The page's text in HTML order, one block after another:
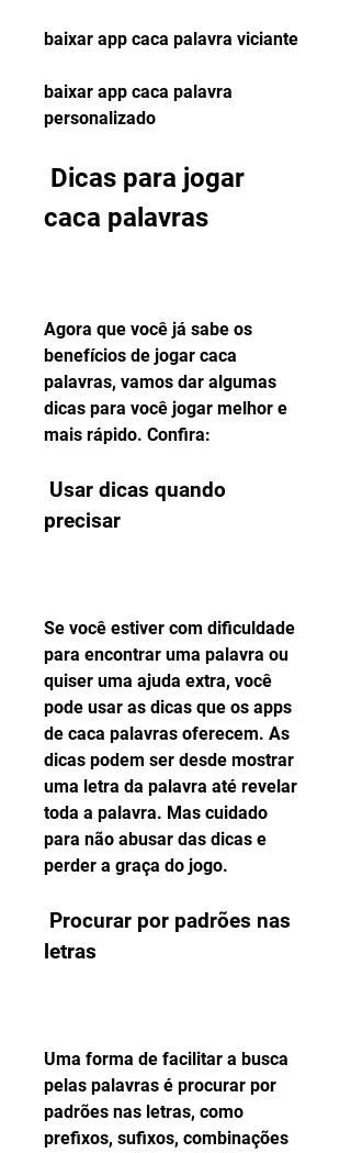
baixar app caca palavra viciante
baixar app caca palavra
personalizado
caca palavras
Agora que você já sabe os
benefícios de jogar caca
palavras, vamos dar algumas
dicas para você jogar melhor e
mais rápido. Confira:
precisar
Se você estiver com dificuldade
para encontrar uma palavra ou
quiser uma ajuda extra, você
pode usar as dicas que os apps
de caca palavras oferecem. As
dicas podem ser desde mostrar
uma letra da palavra até revelar
toda a palavra. Mas cuidado
para não abusar das dicas e
perder a graça do jogo.
letras
Uma forma de facilitar a busca
pelas palavras é procurar por
padrões nas letras, como
prefixos, sufixos, combinações